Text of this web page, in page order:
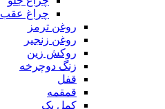
چراغ عقب
روغن ترمز
روغن زنجیر
روکش زین
زنگ دوچرخه
قفل
قمقمه
کمل بک